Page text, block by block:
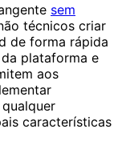
sem
técnicos criar
de forma rápida
plataforma e
aos
características